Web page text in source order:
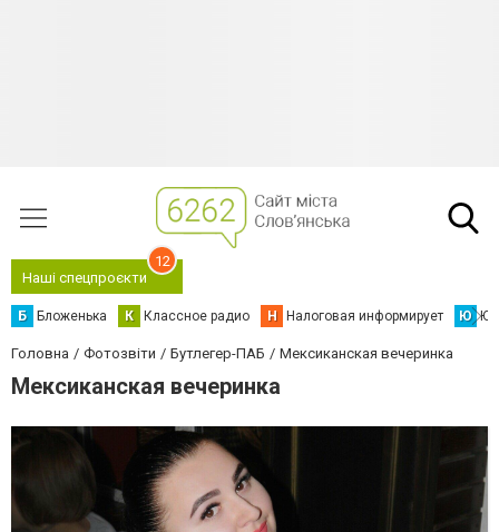
Наші спецпроєкти
12
Б Бложенька К Классное радио Н Налоговая информирует Ю
Головна Фотозвіти Бутлегер-ПАБ Мексиканская вечеринка
Мексиканская вечеринка